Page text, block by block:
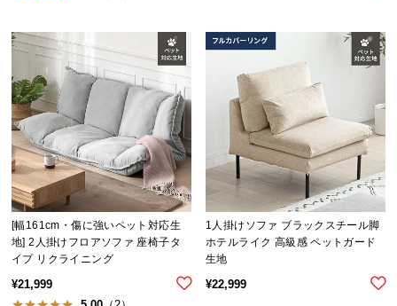
[幅161cm・傷に強いペット対応生
地] 2人掛けフロアソファ 座椅子タ
イプ リクライニング
¥21,999
1人掛けソファ ブラックスチール脚
ホテルライク 高級感 ペットガード
生地
¥22,999